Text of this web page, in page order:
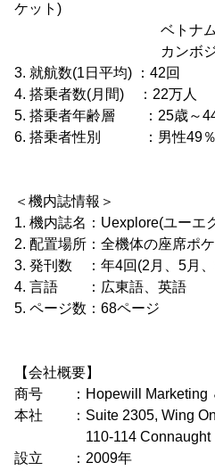
ケット)
ベトナム(ダ
カンボジア(シェ
3. 就航数(1日平均) ：42回
4. 搭乗者数(月間) ：22万人
5. 搭乗者年齢層 ：25歳～
6. 搭乗者性別 ：男性49
＜機内誌情報＞
1. 機内誌名：Uexplore(ユーエ
2. 配置場所：全機体の座席ポケ
3. 発刊数 ：年4回(2月、5月
4. 言語 ：広東語、英語
5. ページ数：68ページ
【会社概要】
商号 ：Hopewill Marketing
本社 ：Suite 2305, Wing On
110-114 Connaught
設立 ：2009年